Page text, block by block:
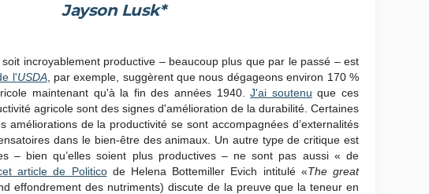
Jayson Lusk*
incroyablement productive – beaucoup plus que par le passé – est
l'USDA, par exemple, suggèrent que nous dégageons environ 170 %
maintenant qu'à la fin des années 1940.J'ai soutenu que ces
agricole sont des signes d'amélioration de la durabilité. Certaines
améliorations de la productivité se sont accompagnées d’externalités
dans le bien-être des animaux. Un autre type de critique est
– bien qu’elles soient plus productives – ne sont pas aussi « de
article de Politicode Helena Bottemiller Evich intitulé «The great
effondrement des nutriments) discute de la preuve que la teneur en